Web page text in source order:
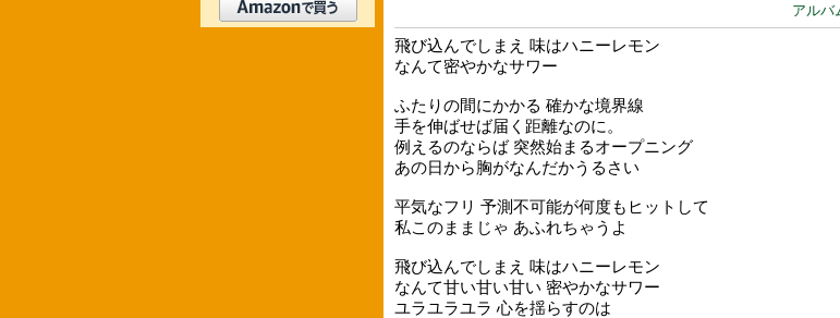
アルバ
飛び込んでしまえ 味はハニーレモン
なんて密やかなサワー
ふたりの間にかかる 確かな境界線
手を伸ばせば届く距離なのに。
例えるのならば 突然始まるオープニング
あの日から胸がなんだかうるさい
平気なフリ 予測不可能が何度もヒットして
私このままじゃ あふれちゃうよ
飛び込んでしまえ 味はハニーレモン
なんて甘い甘い甘い 密やかなサワー
ユラユラユラ 心を揺らすのは